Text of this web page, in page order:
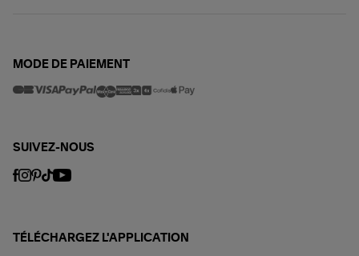
MODE DE PAIEMENT
SUIVEZ-NOUS
TÉLÉCHARGEZ L'APPLICATION